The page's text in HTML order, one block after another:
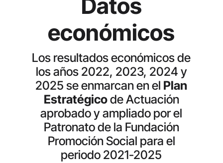
Datos
económicos
Los resultados económicos de
los años 2022, 2023, 2024 y
2025 se enmarcan en el Plan
Estratégicode Actuación
aprobado y ampliado por el
Patronato de la Fundación
Promoción Social para el
periodo 2021-2025